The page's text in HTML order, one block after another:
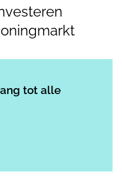
tot alle